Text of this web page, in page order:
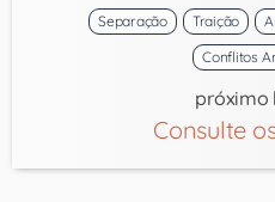
Separação Traição
Conflitos
próximo
Consulte